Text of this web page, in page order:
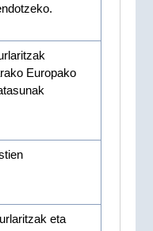
Europako
eta